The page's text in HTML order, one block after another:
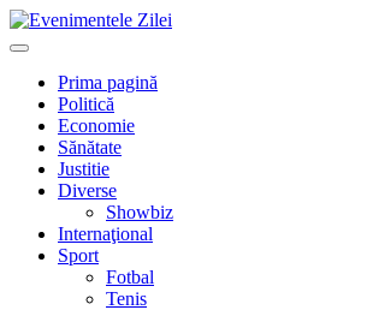
Mergi
la
Primary
Prima pagină
Politică
Economie
Sănătate
Justitie
Diverse
Showbiz
Internaţional
Sport
Fotbal
Tenis